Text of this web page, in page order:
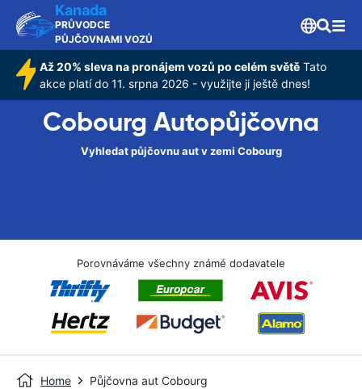
Kanada
PRŮVODCE
PŮJČOVNAMI VOZŮ
Až 20% sleva na pronájem vozů po celém světě Tato
akce platí do 11. srpna 2026 - využijte ji ještě dnes!
Cobourg Autopůjčovna
Vyhledat půjčovnu aut v zemi Cobourg
Porovnáváme všechny známé dodavatele
Home Půjčovna aut Cobourg